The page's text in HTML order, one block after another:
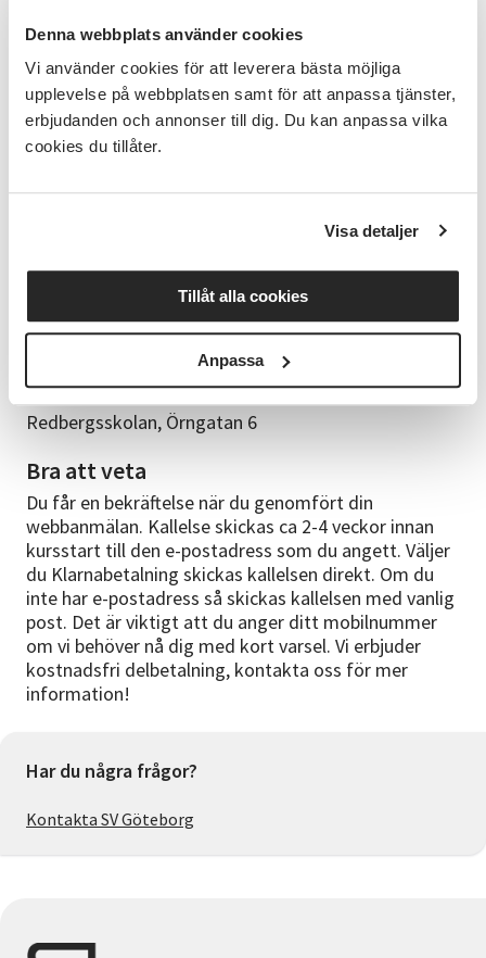
Denna webbplats använder cookies
Vi använder cookies för att leverera bästa möjliga
upplevelse på webbplatsen samt för att anpassa tjänster,
erbjudanden och annonser till dig. Du kan anpassa vilka
cookies du tillåter.
Visa detaljer
Tillåt alla cookies
Anpassa
Kursmaterial
Du får gärna ta med eget silvermaterial men du kan
naturligtvis även köpa silvermaterial direkt på kursen.
Pris 25 kr per gram. Då betalar du i efterskott på
fördel dina gamla smycken eller silverföremål (även
men om du vill kan du också arbeta i andra metaller
Janine Fivaz
Kurslokal
Redbergsskolan, Örngatan 6
Bra att veta
Du får en bekräftelse när du genomfört din
webbanmälan. Kallelse skickas ca 2-4 veckor innan
kursstart till den e-postadress som du angett. Väljer
du Klarnabetalning skickas kallelsen direkt. Om du
inte har e-postadress så skickas kallelsen med vanlig
post. Det är viktigt att du anger ditt mobilnummer
om vi behöver nå dig med kort varsel. Vi erbjuder
kostnadsfri delbetalning, kontakta oss för mer
information!
Har du några frågor?
Kontakta SV Göteborg